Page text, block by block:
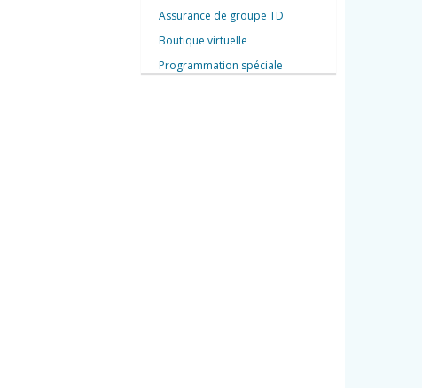
Assurance de groupe TD
Boutique virtuelle
Programmation spéciale